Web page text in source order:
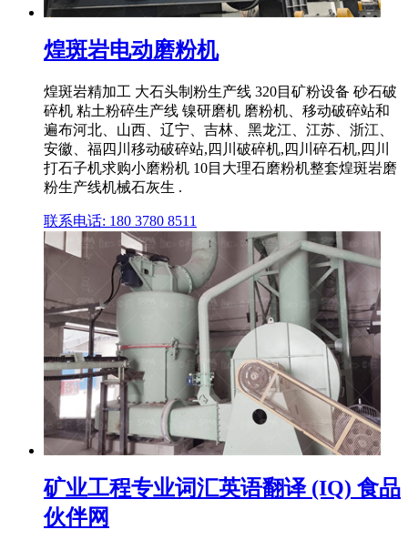
煌斑岩电动磨粉机
煌斑岩精加工 大石头制粉生产线 320目矿粉设备 砂石破
碎机 粘土粉碎生产线 镍研磨机 磨粉机、移动破碎站和
遍布河北、山西、辽宁、吉林、黑龙江、江苏、浙江、
安徽、福四川移动破碎站,四川破碎机,四川碎石机,四川
打石子机求购小磨粉机 10目大理石磨粉机整套煌斑岩磨
粉生产线机械石灰生 .
联系电话: 180 3780 8511
矿业工程专业词汇英语翻译 (IQ) 食品
伙伴网